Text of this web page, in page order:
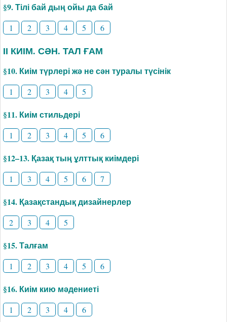
§9. Тілі бай дың ойы да бай
1 2 3 4 5 6
ІІ КИІМ. СӘН. ТАЛ ҒАМ
§10. Киім түрлері жә не сән туралы түсінік
1 2 3 4 5
§11. Киім стильдері
1 2 3 4 5 6
§12–13. Қазақ тың ұлттық киімдері
1 3 4 5 6 7
§14. Қазақстандық дизайнерлер
2 3 4 5
§15. Талғам
1 2 3 4 5 6
§16. Киім кию мәдениеті
1 2 3 4 6